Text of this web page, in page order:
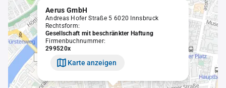
Aerus GmbH
Andreas Hofer Straße 5 6020 Innsbruck
Rechtsform:
Gesellschaft mit beschränkter Haftung
Firmenbuchnummer:
299520x
Karte anzeigen